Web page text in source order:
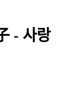
- 사랑